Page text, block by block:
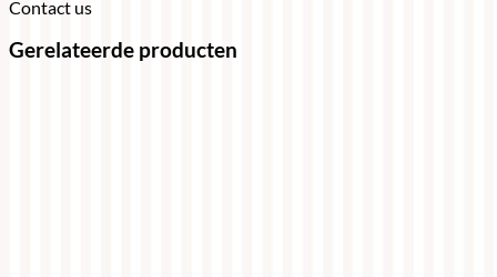
Contact us
Gerelateerde producten